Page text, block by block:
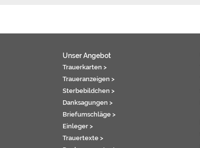
Unser Angebot
Trauerkarten >
Traueranzeigen >
Sterbebildchen >
Danksagungen >
Briefumschläge >
Einleger >
Trauertexte >